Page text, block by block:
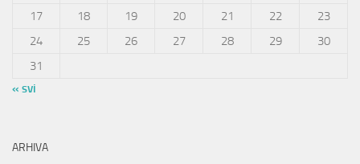
17
18 19 20 21 22
23
24
25 26 27 28 29
30
31
« svi
ARHIVA